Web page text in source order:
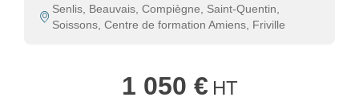
Senlis, Beauvais, Compiègne, Saint-Quentin,
Soissons, Centre de formation Amiens, Friville
1 050 € HT